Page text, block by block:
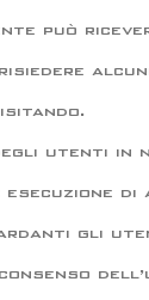
può
utenti in
di
gli